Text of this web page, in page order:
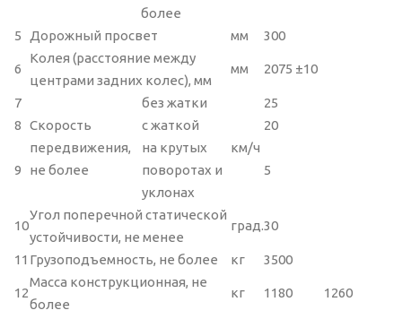
более
5 Дорожный просвет мм 300
6
Колея (расстояние между
центрами задних колес), мм
мм 2075 ±10
7
Скорость
передвижения,
не более
без жатки
км/ч
25
8
с жаткой 20
9
на крутых
поворотах и
уклонах
5
10
Угол поперечной статической
устойчивости, не менее
град.30
11 Грузоподъемность, не более кг 3500
12
Масса конструкционная, не
более
кг 1180 1260